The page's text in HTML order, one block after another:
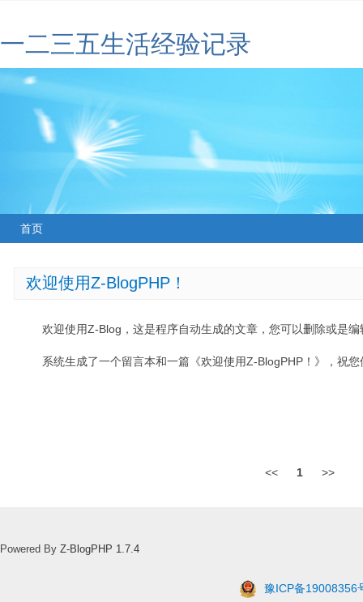
一二三五生活经验记录
首页
欢迎使用Z-BlogPHP！
欢迎使用Z-Blog，这是程序自动生成的文章，您可以删除或是编
系统生成了一个留言本和一篇《欢迎使用Z-BlogPHP！》，祝
<< 1 >>
Powered By Z-BlogPHP 1.7.4
豫ICP备19008356